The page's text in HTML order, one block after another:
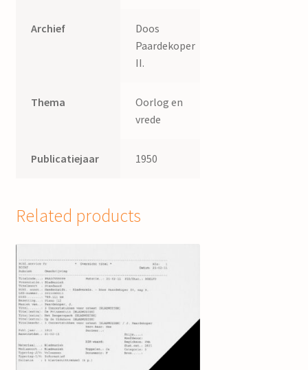
Archief
Doos
Paardekoper
II.
Thema
Oorlog en
vrede
Publicatiejaar 1950
Related products